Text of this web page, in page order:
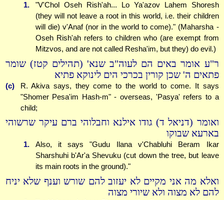
1.
"V'Chol Oseh Rish'ah... Lo Ya'azov Lahem Shoresh
(they will not leave a root in this world, i.e. their children
will die) v'Anaf (nor in the world to come)." (Maharsha -
Oseh Rish'ah refers to children who (are exempt from
Mitzvos, and are not called Resha'im, but they) do evil.)
ר"ע אומר באים הם לעוה"ב שנא' (תהילים קטז) שומר
פתאים ה' שכן קורין בכרכי הים לינוקא פתיא
(c)
R. Akiva says, they come to the world to come. It says
"Shomer Pesa'im Hash-m" - overseas, 'Pasya' refers to a
child;
ואומר (דניאל ד) גודו אילנא וחבלוהי ברם עיקר שרשוהי
בארעא שבוקו
1.
Also, it says "Gudu Ilana v'Chabluhi Beram Ikar
Sharshuhi b'Ar'a Shevuku (cut down the tree, but leave
its main roots in the ground)."
ואלא מה אני מקיים לא יעזוב להם שורש וענף שלא יניח
להם לא מצוה ולא שיורי מצוה